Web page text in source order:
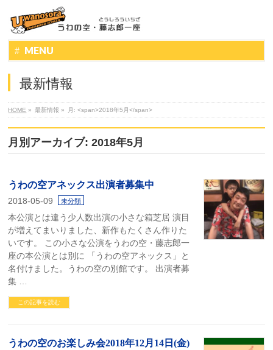
MENU
最新情報
HOME » 最新情報 » 月: <span>2018年5月</span>
月別アーカイブ: 2018年5月
うわの空アネックス出演者募集中
2018-05-09 未分類
本公演とは違う少人数出演の小さな箱芝居 演目
が増えてまいりました、新作もたくさん作りた
いです。 この小さな公演をうわの空・藤志郎一
座の本公演とは別に 「うわの空アネックス」と
名付けました。うわの空の別館です。 出演者募
集 …
この記事を読む
うわの空のお楽しみ会2018年12月14日(金)